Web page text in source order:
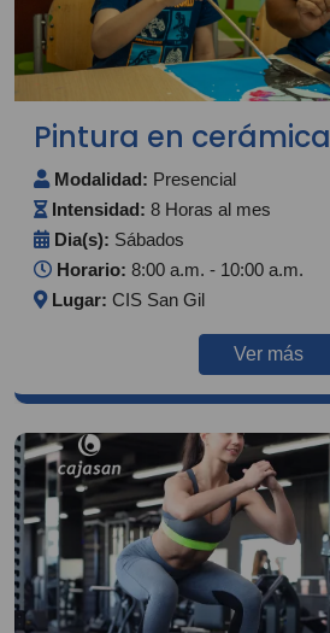
Pintura en cerámica
Modalidad: Presencial
Intensidad: 8 Horas al mes
Dia(s): Sábados
Horario: 8:00 a.m. - 10:00 a.m.
Lugar: CIS San Gil
Ver más